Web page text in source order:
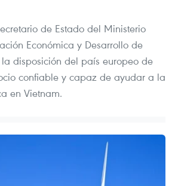
de Estado del Ministerio
Económica y Desarrollo de
disposición del país europeo de
confiable y capaz de ayudar a la
en Vietnam.